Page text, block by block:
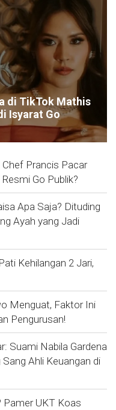
di TikTok Mathis
Isyarat Go
Prancis Pacar
Go Publik?
Apa Saja? Dituding
Ayah yang Jadi
Kehilangan 2 Jari,
Menguat, Faktor Ini
Pengurusan!
Suami Nabila Gardena
Ahli Keuangan di
Pamer UKT Koas